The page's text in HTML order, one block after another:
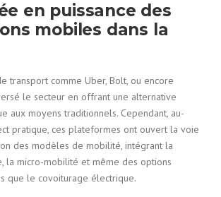
en puissance des
mobiles dans la
transport comme Uber, Bolt, ou encore
le secteur en offrant une alternative
aux moyens traditionnels. Cependant, au-
pratique, ces plateformes ont ouvert la voie
des modèles de mobilité, intégrant la
la micro-mobilité et même des options
que le covoiturage électrique.